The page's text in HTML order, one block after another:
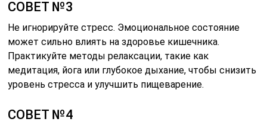
СОВЕТ №3
Не игнорируйте стресс. Эмоциональное состояние
может сильно влиять на здоровье кишечника.
Практикуйте методы релаксации, такие как
медитация, йога или глубокое дыхание, чтобы снизить
уровень стресса и улучшить пищеварение.
СОВЕТ №4